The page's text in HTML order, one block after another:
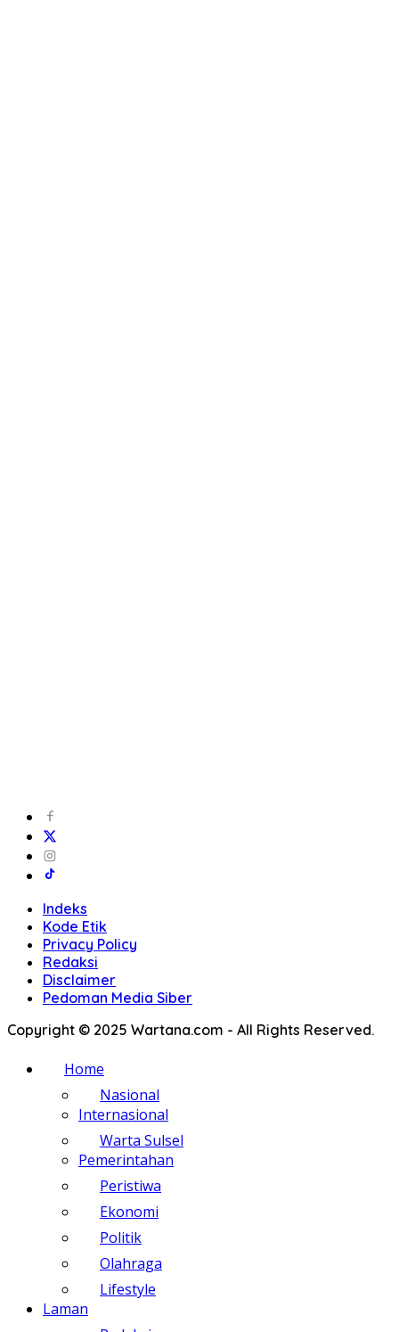
Indeks
Kode Etik
Privacy Policy
Redaksi
Disclaimer
Pedoman Media Siber
Copyright © 2025 Wartana.com - All Rights Reserved.
Home
Nasional
Internasional
Warta Sulsel
Pemerintahan
Peristiwa
Ekonomi
Politik
Olahraga
Lifestyle
Laman